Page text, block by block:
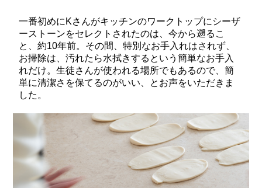
一番初めにKさんがキッチンのワークトップにシーザ
ーストーンをセレクトされたのは、今から遡るこ
と、約10年前。その間、特別なお手入れはされず、
お掃除は、汚れたら水拭きするという簡単なお手入
れだけ。生徒さんが使われる場所でもあるので、簡
単に清潔さを保てるのがいい、とお声をいただきま
した。